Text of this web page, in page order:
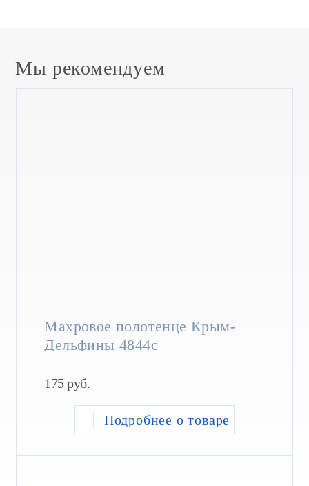
Мы рекомендуем
Махровое полотенце Крым-
Дельфины 4844с
175руб.
Подробнее о товаре